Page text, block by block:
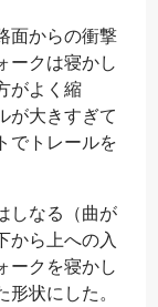
面からの衝撃
ークは寝かし
がよく縮
が大きすぎて
でトレールを
しなる（曲が
から上への入
ークを寝かし
状にした。